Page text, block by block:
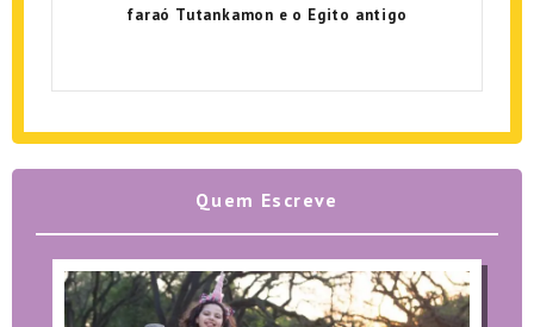
faraó Tutankamon e o Egito antigo
Quem Escreve